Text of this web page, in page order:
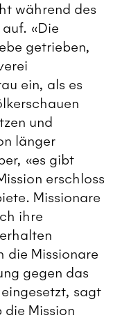
während des
«Die
getrieben,
ein, als es
und
länger
«es gibt
erschloss
Missionare
ihre
die Missionare
gegen das
sagt
die Mission